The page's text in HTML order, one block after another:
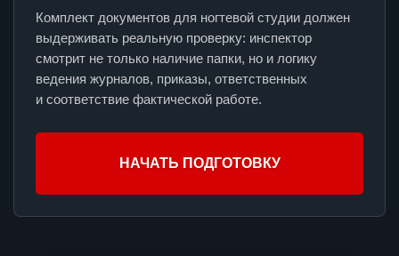
Комплект документов для ногтевой студии должен
выдерживать реальную проверку: инспектор
смотрит не только наличие папки, но и логику
ведения журналов, приказы, ответственных
и соответствие фактической работе.
НАЧАТЬ ПОДГОТОВКУ